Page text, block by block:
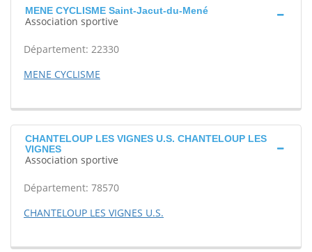
MENE CYCLISME Saint-Jacut-du-Mené
Association sportive
Département: 22330
MENE CYCLISME
CHANTELOUP LES VIGNES U.S. CHANTELOUP LES
VIGNES
Association sportive
Département: 78570
CHANTELOUP LES VIGNES U.S.